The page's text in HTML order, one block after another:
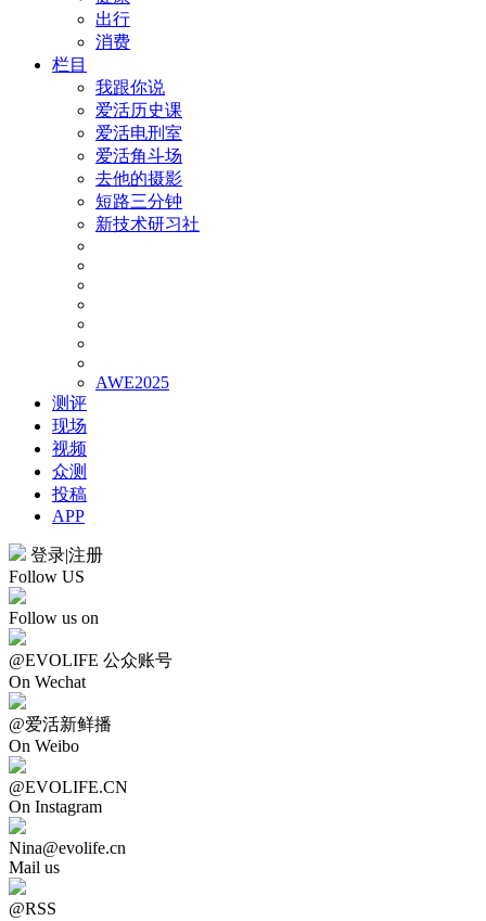
出行
消费
栏目
我跟你说
爱活历史课
爱活电刑室
爱活角斗场
去他的摄影
短路三分钟
新技术研习社
AWE2025
测评
现场
视频
众测
投稿
APP
登录|注册
Follow US
Follow us on
@EVOLIFE 公众账号
On Wechat
@爱活新鲜播
On Weibo
@EVOLIFE.CN
On Instagram
Nina@evolife.cn
Mail us
@RSS